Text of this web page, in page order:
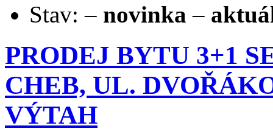
Stav: – novinka –
PRODEJ BYTU 3+1
CHEB, UL.
VÝTAH